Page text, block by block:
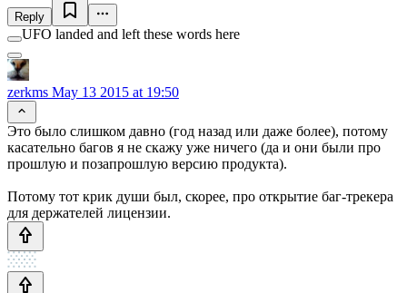
Reply
UFO landed and left these words here
zerkms May 13 2015 at 19:50
Это было слишком давно (год назад или даже более), потому
касательно багов я не скажу уже ничего (да и они были про
прошлую и позапрошлую версию продукта).
Потому тот крик души был, скорее, про открытие баг-трекера
для держателей лицензии.